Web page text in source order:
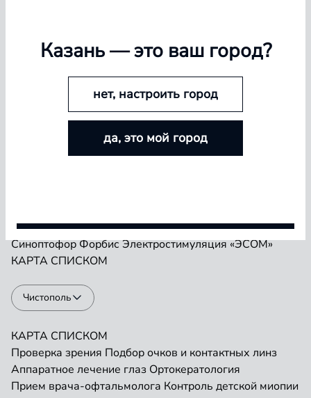
Аппаратное лечение глаз Ортокератология
Прием врача-офтальмологаКонтроль детской миопии
Магнитотерапия «АМО-АТОС»Макулотестер
СиноптофорФорбисЭлектростимуляция «ЭСОМ»
КАРТА СПИСКОМ
Чистополь
КАРТА СПИСКОМ
Проверка зрения Подбор очков и контактных линз
Аппаратное лечение глаз Ортокератология
Прием врача-офтальмолога Контроль детской миопии
БОЛЬШЕ ЛИНЗ — БОЛЬШЕ СКИДКА
Покупайте контактные линзы Airway и увеличивайте
размер скидки — от 5% до 15%
Казань— это ваш город?
нет, настроить город
да, это мой город